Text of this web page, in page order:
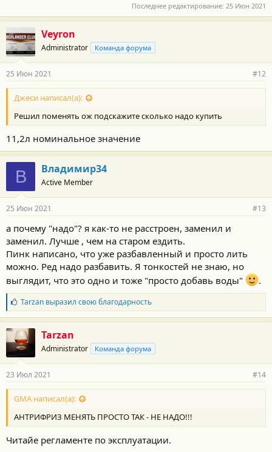
Последнее редактирование: 25 Июн 2021
Veyron
Administrator Команда форума
25 Июн 2021 #12
Джеси написал(а):
Решил поменять ож подскажите сколько надо купить
11,2л номинальное значение
В Владимир34
Active Member
25 Июн 2021 #13
а почему "надо"? я как-то не расстроен, заменил и
заменил. Лучше , чем на старом ездить.
Пинк написано, что уже разбавленный и просто лить
можно. Ред надо разбавить. Я тонкостей не знаю, но
выглядит, что это одно и тоже "просто добавь воды"
.
Б
л
а
г
о
д
а
н
о
с
и
:
Tarzanвыразил свою благодарность
Tarzan
Administrator Команда форума
23 Июл 2021 #14
GMA написал(а):
АНТРИФРИЗ МЕНЯТЬ ПРОСТО ТАК - НЕ НАДО!!!
Читайе регламенте по эксплуатации.